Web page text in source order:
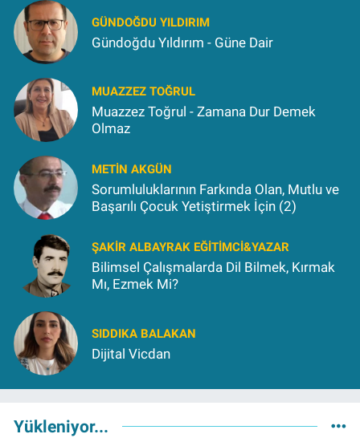
GÜNDOĞDU YILDIRIM
Gündoğdu Yıldırım - Güne Dair
MUAZZEZ TOĞRUL
Muazzez Toğrul - Zamana Dur Demek
Olmaz
METIN AKGÜN
Sorumluluklarının Farkında Olan, Mutlu ve
Başarılı Çocuk Yetiştirmek İçin (2)
ŞAKIR ALBAYRAK EĞITIMCI&YAZAR
Bilimsel Çalışmalarda Dil Bilmek, Kırmak
Mı, Ezmek Mi?
SIDDIKA BALAKAN
Dijital Vicdan
Yükleniyor...